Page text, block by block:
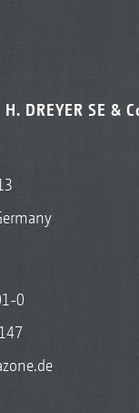
DREYER SE &
0